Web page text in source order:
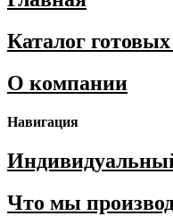
Каталог
О компании
Навигация
Что мы